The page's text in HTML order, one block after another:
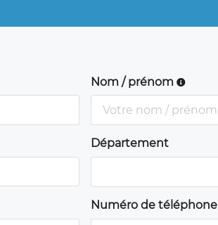
Nom / prénom
Département
Numéro de téléphone